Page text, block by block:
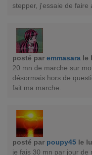
stepper, j'essaie de faire
posté par emmasara le
20 mn de marche sur
désormais hors de
fait ma marche.
posté par poupy45 le
je fais 30 mn par jour de